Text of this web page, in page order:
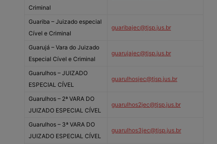
Criminal
Guariba – Juizado especial
Cível e Criminal
guaribajec@tjsp.jus.br
Guarujá – Vara do Juizado
Especial Cível e Criminal
guarujajec@tjsp.jus.br
Guarulhos – JUIZADO
ESPECIAL CÍVEL
guarulhosjec@tjsp.jus.br
Guarulhos – 2ª VARA DO
JUIZADO ESPECIAL CÍVEL
guarulhos2jec@tjsp.jus.br
Guarulhos – 3ª VARA DO
JUIZADO ESPECIAL CÍVEL
guarulhos3jec@tjsp.jus.br